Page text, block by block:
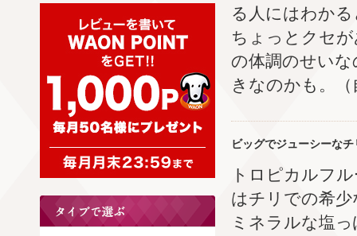
る人にはわか
ちょっとクセ
の体調のせい
きなのかも。
ビッグでジューシーな
トロピカルフ
はチリでの希
ミネラルな塩